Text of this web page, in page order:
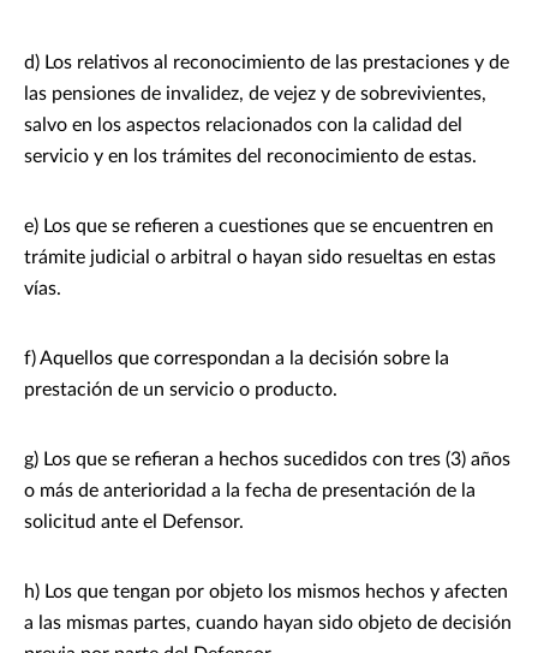
d) Los relativos al reconocimiento de las prestaciones y de
las pensiones de invalidez, de vejez y de sobrevivientes,
salvo en los aspectos relacionados con la calidad del
servicio y en los trámites del reconocimiento de estas.
e) Los que se refieren a cuestiones que se encuentren en
trámite judicial o arbitral o hayan sido resueltas en estas
vías.
f) Aquellos que correspondan a la decisión sobre la
prestación de un servicio o producto.
g) Los que se refieran a hechos sucedidos con tres (3) años
o más de anterioridad a la fecha de presentación de la
solicitud ante el Defensor.
h) Los que tengan por objeto los mismos hechos y afecten
a las mismas partes, cuando hayan sido objeto de decisión